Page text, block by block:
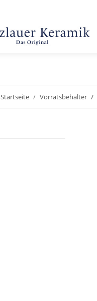
Startseite Vorratsbehälter